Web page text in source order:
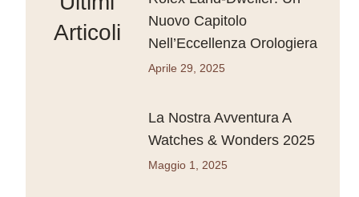
Articoli
Nuovo Capitolo
Nell’Eccellenza Orologiera
Aprile 29, 2025
La Nostra Avventura A
Watches & Wonders 2025
Maggio 1, 2025